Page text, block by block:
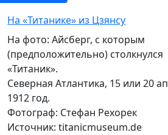
На «Титанике» из Цзянсу
На фото: Айсберг, с которым
(предположительно) столкнулся
«Титаник».
Северная Атлантика, 15 или 20
1912 год.
Фотограф: Стефан Рехорек
Источник: titanicmuseum.de